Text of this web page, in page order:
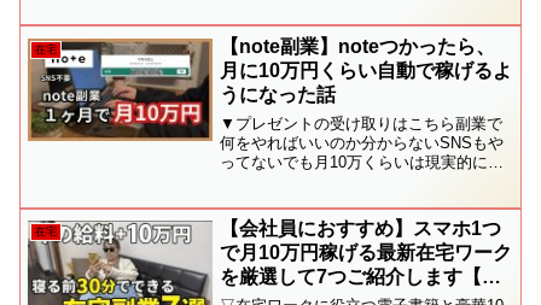
在宅
【note副業】noteつかったら、
月に10万円くらい自動で稼げるよ
うになった話
▼プレゼントの受け取りはこちら副業で
何をやればいいのか分からないSNSもや
ってないでも月10万くらいは現実的に稼
話しました。私は元会社員。副業経験ゼ
ロからスタート...
在宅
【会社員におすすめ】スマホ1つ
で月10万円稼げる最新在宅ワーク
を厳選して7つご紹介します【副
業】